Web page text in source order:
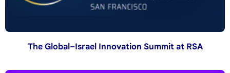
The Global–Israel Innovation Summit at RSA